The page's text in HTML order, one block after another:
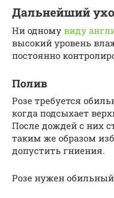
Дальнейший
Ни одному виду
высокий уровень
постоянно
Полив
Розе требуется
когда подсыхает
После дождей с них
таким же образом
допустить гниения.
Розе нужен